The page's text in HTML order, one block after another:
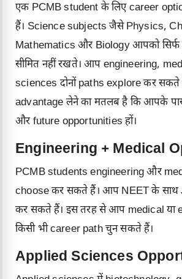
एक PCMB student के लिए career
हैं। Science subjects जैसे Physics,
Mathematics और Biology आपको
सीमित नहीं रखते। आप engineering,
sciences दोनों paths explore कर
advantage लेने का मतलब है कि आपके
और future opportunities हों।
Engineering + Medical
PCMB students engineering और
choose कर सकते हैं। आप NEET के साथ
कर सकते हैं। इस तरह से आप medical या
किसी भी career path चुन सकते हैं।
Applied Sciences